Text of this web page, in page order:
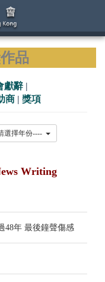
品
獻辭 |
商 | 獎項
Writing
48年 最後鐘聲傷感